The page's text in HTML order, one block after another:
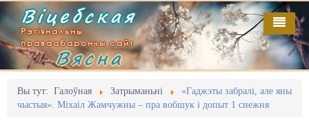
Віцебская
Рэгіянальны
праваабарончы сайт
Вясна
Вы тут: Галоўная Затрыманьні
«Гаджэты забралі, але яны
чыстыя». Міхаіл Жамчужны – пра вобшук і допыт 1 снежня
Галоўная
Адміністрацыйны перасьлед
Выданьні